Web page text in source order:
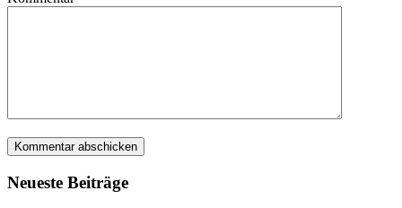
Neueste Beiträge